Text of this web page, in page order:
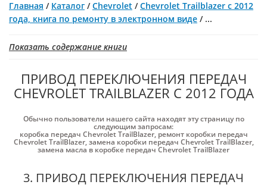
Главная / Каталог /Chevrolet /Chevrolet Trailblazer с 2012
года, книга по ремонту в электронном виде / ...
Показать содержание книги
ПРИВОД ПЕРЕКЛЮЧЕНИЯ ПЕРЕДАЧ
CHEVROLET TRAILBLAZER С 2012 ГОДА
Обычно пользователи нашего сайта находят эту страницу по
следующим запросам:
коробка передач Chevrolet TrailBlazer, ремонт коробки передач
Chevrolet TrailBlazer,замена коробки передач Chevrolet TrailBlazer,
замена масла в коробке передач Chevrolet TrailBlazer
3. ПРИВОД ПЕРЕКЛЮЧЕНИЯ ПЕРЕДАЧ